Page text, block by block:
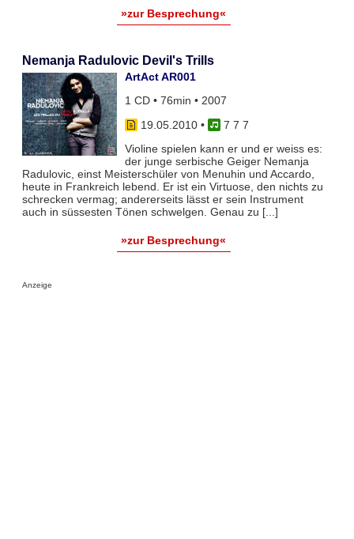
»zur Besprechung«
Nemanja Radulovic Devil's Trills
ArtAct AR001
1 CD • 76min • 2007
19.05.2010•
7 7 7
Violine spielen kann er und er weiss es:
der junge serbische Geiger Nemanja
Radulovic, einst Meisterschüler von Menuhin und Accardo,
heute in Frankreich lebend. Er ist ein Virtuose, den nichts zu
schrecken vermag; andererseits lässt er sein Instrument
auch in süssesten Tönen schwelgen. Genau zu [...]
»zur Besprechung«
Anzeige